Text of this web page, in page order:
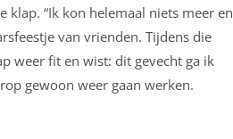
“Ik kon helemaal niets meer en
van vrienden. Tijdens die
weer fit en wist: dit gevecht ga ik
gewoon weer gaan werken.